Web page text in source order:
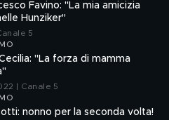
Favino: "La mia amicizia
Hunziker"
5
"La forza di mamma
| Canale 5
nonno per la seconda volta!